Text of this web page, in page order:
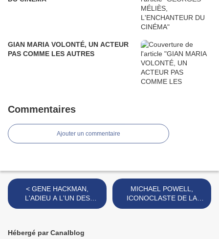
GIAN MARIA VOLONTÉ, UN ACTEUR
PAS COMME LES AUTRES
Commentaires
Ajouter un commentaire
< GENE HACKMAN,
L'ADIEU A L'UN DES
DERNIERS GÉANTS DU
MICHAEL POWELL,
ICONOCLASTE DE LA
COULEUR DES ANNÉES
Hébergé par Canalblog